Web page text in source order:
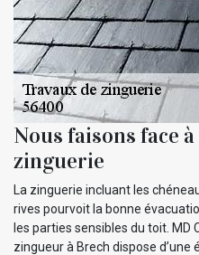
Nous faisons face
zinguerie
La zinguerie incluant les
rives pourvoit la bonne
les parties sensibles du toit. MD
zingueur à Brech dispose d’une